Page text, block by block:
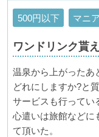
500円以下 マニ
ワンドリンク貰
温泉から上がったあ
どれにしますか?と
サービスも行ってい
心遣いは旅館などに
て頂いた。